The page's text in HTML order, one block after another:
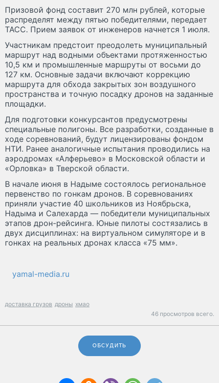
Призовой фонд составит 270 млн рублей, которые
распределят между пятью победителями, передает
ТАСС. Прием заявок от инженеров начнется 1 июля.
Участникам предстоит преодолеть муниципальный
маршрут над водными объектами протяженностью
10,5 км и промышленные маршруты от восьми до
127 км. Основные задачи включают коррекцию
маршрута для обхода закрытых зон воздушного
пространства и точную посадку дронов на заданные
площадки.
Для подготовки конкурсантов предусмотрены
специальные полигоны. Все разработки, созданные в
ходе соревнований, будут лицензированы фондом
НТИ. Ранее аналогичные испытания проводились на
аэродромах «Алферьево» в Московской области и
«Орловка» в Тверской области.
В начале июня в Надыме состоялось региональное
первенство по гонкам дронов. В соревнованиях
приняли участие 40 школьников из Ноябрьска,
Надыма и Салехарда — победители муниципальных
этапов дрон-рейсинга. Юные пилоты состязались в
двух дисциплинах: на виртуальном симуляторе и в
гонках на реальных дронах класса «75 мм».
yamal-media.ru
доставка грузов дроны хмао
46 просмотров всего.
ОБСУДИТЬ